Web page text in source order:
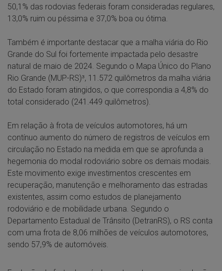
50,1% das rodovias federais foram consideradas regulares,
13,0% ruim ou péssima e 37,0% boa ou ótima.
Também é importante destacar que a malha viária do Rio
Grande do Sul foi fortemente impactada pelo desastre
natural de maio de 2024. Segundo o Mapa Único do Plano
Rio Grande (MUP-RS)³, 11.572 quilômetros da malha viária
do Estado foram atingidos, o que correspondia a 4,8% do
total considerado (241.449 quilômetros).
Em relação à frota de veículos automotores, há um
contínuo aumento do número de registros de veículos em
circulação no Estado na medida em que se aprofunda a
hegemonia do modal rodoviário sobre os demais modais.
Este movimento exige investimentos crescentes em
recuperação, manutenção e melhoramento das estradas
existentes, assim como estudos de planejamento
rodoviário e de mobilidade urbana. Segundo o
Departamento Estadual de Trânsito (DetranRS), o RS conta
com uma frota de 8,06 milhões de veículos automotores,
sendo 57,9% de automóveis.